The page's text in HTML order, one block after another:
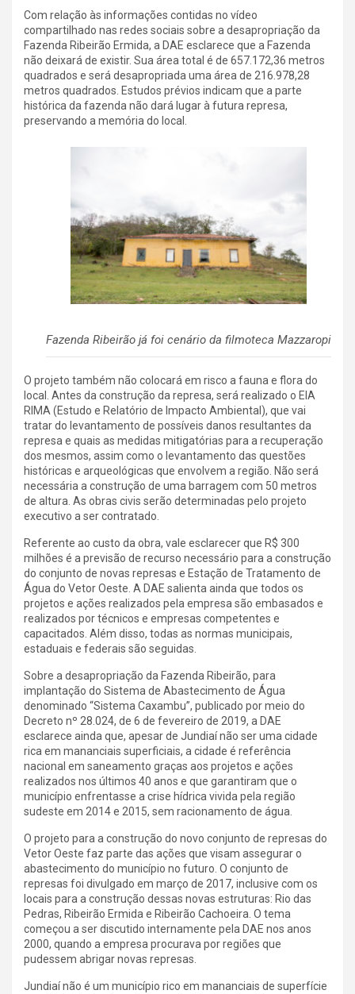
Com relação às informações contidas no vídeo
compartilhado nas redes sociais sobre a desapropriação da
Fazenda Ribeirão Ermida, a DAE esclarece que a Fazenda
não deixará de existir. Sua área total é de 657.172,36 metros
quadrados e será desapropriada uma área de 216.978,28
metros quadrados. Estudos prévios indicam que a parte
histórica da fazenda não dará lugar à futura represa,
preservando a memória do local.
Fazenda Ribeirão já foi cenário da filmoteca Mazzaropi
O projeto também não colocará em risco a fauna e flora do
local. Antes da construção da represa, será realizado o EIA
RIMA (Estudo e Relatório de Impacto Ambiental), que vai
tratar do levantamento de possíveis danos resultantes da
represa e quais as medidas mitigatórias para a recuperação
dos mesmos, assim como o levantamento das questões
históricas e arqueológicas que envolvem a região. Não será
necessária a construção de uma barragem com 50 metros
de altura. As obras civis serão determinadas pelo projeto
executivo a ser contratado.
Referente ao custo da obra, vale esclarecer que R$ 300
milhões é a previsão de recurso necessário para a construção
do conjunto de novas represas e Estação de Tratamento de
Água do Vetor Oeste. A DAE salienta ainda que todos os
projetos e ações realizados pela empresa são embasados e
realizados por técnicos e empresas competentes e
capacitados. Além disso, todas as normas municipais,
estaduais e federais são seguidas.
Sobre a desapropriação da Fazenda Ribeirão, para
implantação do Sistema de Abastecimento de Água
denominado “Sistema Caxambu”, publicado por meio do
Decreto nº 28.024, de 6 de fevereiro de 2019, a DAE
esclarece ainda que, apesar de Jundiaí não ser uma cidade
rica em mananciais superficiais, a cidade é referência
nacional em saneamento graças aos projetos e ações
realizados nos últimos 40 anos e que garantiram que o
município enfrentasse a crise hídrica vivida pela região
sudeste em 2014 e 2015, sem racionamento de água.
O projeto para a construção do novo conjunto de represas do
Vetor Oeste faz parte das ações que visam assegurar o
abastecimento do município no futuro. O conjunto de
represas foi divulgado em março de 2017, inclusive com os
locais para a construção dessas novas estruturas: Rio das
Pedras, Ribeirão Ermida e Ribeirão Cachoeira. O tema
começou a ser discutido internamente pela DAE nos anos
2000, quando a empresa procurava por regiões que
pudessem abrigar novas represas.
Jundiaí não é um município rico em mananciais de superfície